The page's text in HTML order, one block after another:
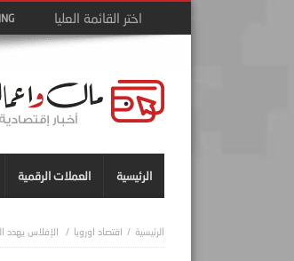
الرئيسية العملات الرقمية
اقتصاد اوروبا الإفلاس يهدد